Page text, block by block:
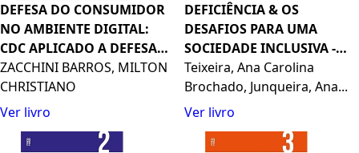
DEFESA DO CONSUMIDOR
NO AMBIENTE DIGITAL:
CDC APLICADO A DEFESA
DIGITAL DO CONSUMIDOR
(Portuguese Edition)
ZACCHINI BARROS, MILTON
CHRISTIANO
Ver livro
DEFICIÊNCIA & OS
DESAFIOS PARA UMA
SOCIEDADE INCLUSIVA -
VOL 1 - 1ª ED - 2022: Volume
1
Teixeira, Ana Carolina
Brochado, Junqueira, Ana...
Ver livro